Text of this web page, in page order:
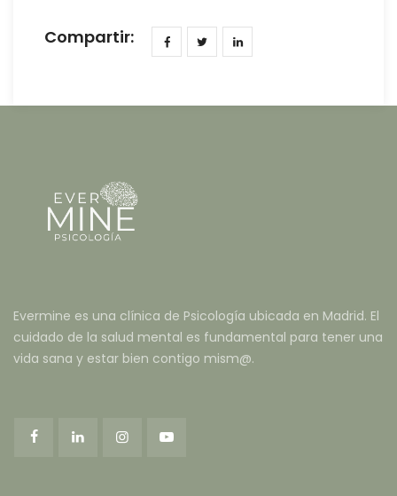
Compartir:
Evermine es una clínica de Psicología ubicada en Madrid. El
cuidado de la salud mental es fundamental para tener una
vida sana y estar bien contigo mism@.